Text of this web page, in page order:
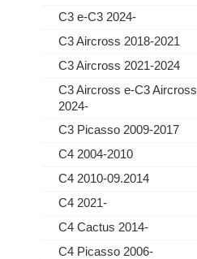
C3 e-C3 2024-
C3 Aircross 2018-2021
C3 Aircross 2021-2024
C3 Aircross e-C3 Aircross
2024-
C3 Picasso 2009-2017
C4 2004-2010
C4 2010-09.2014
C4 2021-
C4 Cactus 2014-
C4 Picasso 2006-